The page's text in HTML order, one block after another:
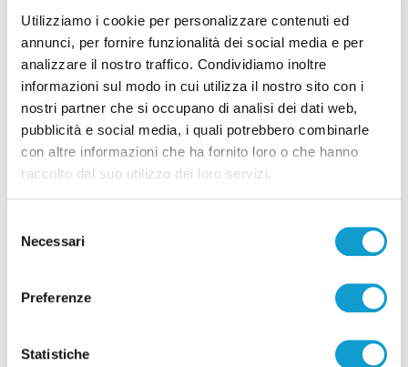
Utilizziamo i cookie per personalizzare contenuti ed
annunci, per fornire funzionalità dei social media e per
analizzare il nostro traffico. Condividiamo inoltre
informazioni sul modo in cui utilizza il nostro sito con i
nostri partner che si occupano di analisi dei dati web,
pubblicità e social media, i quali potrebbero combinarle
con altre informazioni che ha fornito loro o che hanno
raccolto dal suo utilizzo dei loro servizi.
delNecessari
Preferenze
Statistiche
06/08/2026
Pubblicità